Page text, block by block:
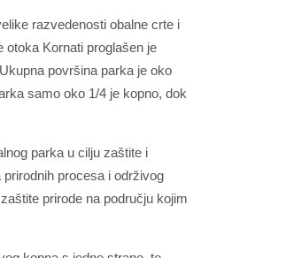
razvedenosti obalne crte i
otoka Kornati proglašen je
površina parka je oko
samo oko 1/4 je kopno, dok
parka u cilju zaštite i
procesa i održivog
prirode na području kojim